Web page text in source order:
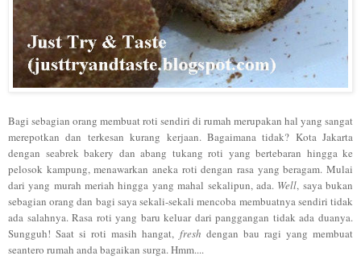
Bagi sebagian orang membuat roti sendiri di rumah merupakan hal yang sangat
merepotkan dan terkesan kurang kerjaan. Bagaimana tidak? Kota Jakarta
dengan seabrek bakery dan abang tukang roti yang bertebaran hingga ke
pelosok kampung, menawarkan aneka roti dengan rasa yang beragam. Mulai
dari yang murah meriah hingga yang mahal sekalipun, ada. Well, saya bukan
sebagian orang dan bagi saya sekali-sekali mencoba membuatnya sendiri tidak
ada salahnya. Rasa roti yang baru keluar dari panggangan tidak ada duanya.
Sungguh! Saat si roti masih hangat, fresh dengan bau ragi yang membuat
seantero rumah anda bagaikan surga. Hmm....